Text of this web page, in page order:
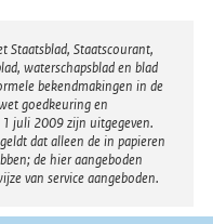
Staatsblad, Staatscourant,
waterschapsblad en blad
bekendmakingen in de
goedkeuring en
juli 2009 zijn uitgegeven.
dat alleen de in papieren
de hier aangeboden
van service aangeboden.